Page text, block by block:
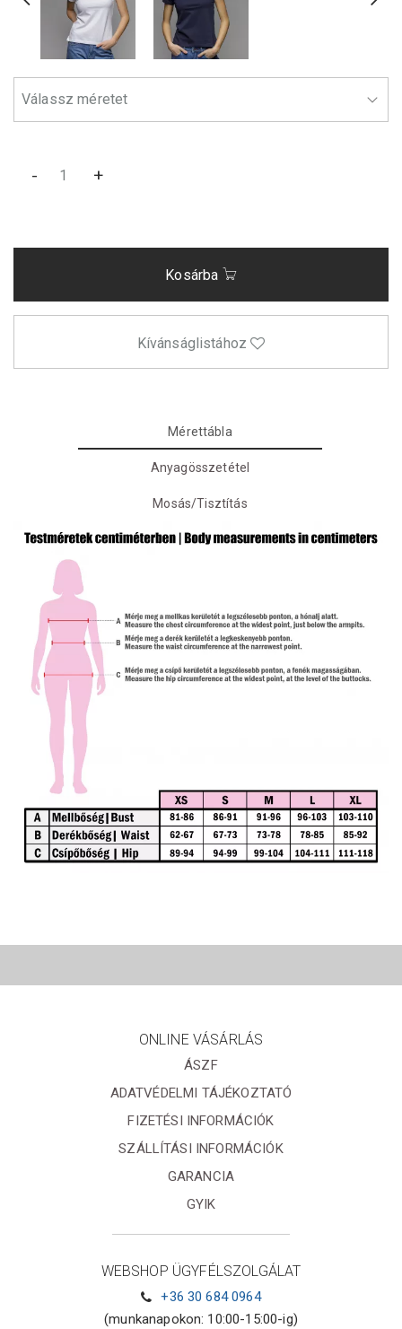
- +
Kosárba
Kívánságlistához
Mérettábla
Anyagösszetétel
Mosás/Tisztítás
ONLINE VÁSÁRLÁS
ÁSZF
ADATVÉDELMI TÁJÉKOZTATÓ
FIZETÉSI INFORMÁCIÓK
SZÁLLÍTÁSI INFORMÁCIÓK
GARANCIA
GYIK
WEBSHOP ÜGYFÉLSZOLGÁLAT
+36 30 684 0964
(munkanapokon: 10:00-15:00-ig)